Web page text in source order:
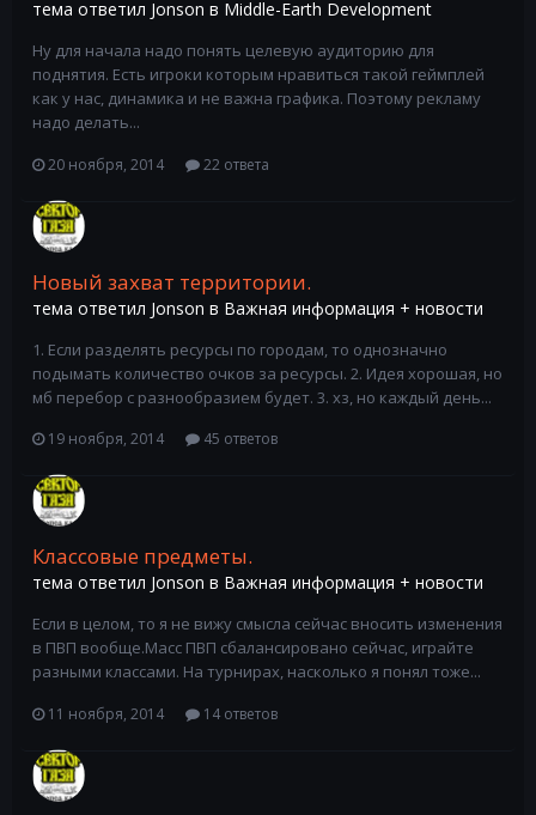
тема ответил Jonson в Middle-Earth Development
Ну для начала надо понять целевую аудиторию для
поднятия. Есть игроки которым нравиться такой геймплей
как у нас, динамика и не важна графика. Поэтому рекламу
надо делать...
20 ноября, 2014 22 ответа
Новый захват территории.
тема ответил Jonson в Важная информация + новости
1. Если разделять ресурсы по городам, то однозначно
подымать количество очков за ресурсы. 2. Идея хорошая, но
мб перебор с разнообразием будет. 3. хз, но каждый день...
19 ноября, 2014 45 ответов
Классовые предметы.
тема ответил Jonson в Важная информация + новости
Если в целом, то я не вижу смысла сейчас вносить изменения
в ПВП вообще.Масс ПВП сбалансировано сейчас, играйте
разными классами. На турнирах, насколько я понял тоже...
11 ноября, 2014 14 ответов